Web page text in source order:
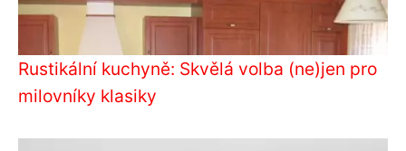
Rustikální kuchyně: Skvělá volba (ne)jen pro
milovníky klasiky